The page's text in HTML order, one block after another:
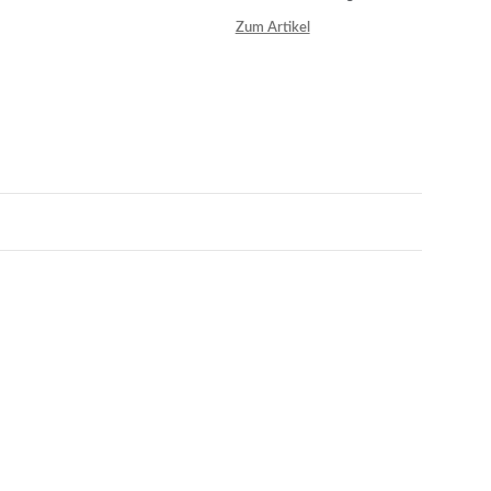
Zum Artikel